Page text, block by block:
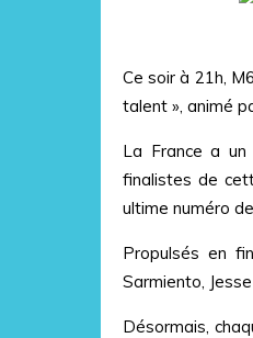
Ce soir à 21h,
talent », animé
La France a
finalistes de
ultime numéro
Propulsés en
Sarmiento,
Désormais,